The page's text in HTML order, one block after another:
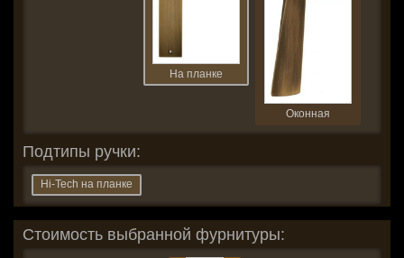
На планке
Оконная
Подтипы ручки:
Hi-Tech на планке
Стоимость выбранной фурнитуры: